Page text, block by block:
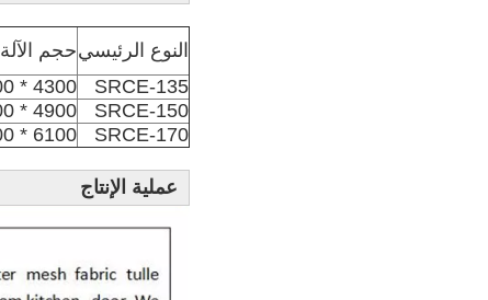
النوع الرئيسيحجم الآلة
SRCE-135
4300 * 2200 * 2700
SRCE-150
4900 * 2200 * 2700
SRCE-170
6100 * 2300 * 2800
عملية الإنتاج